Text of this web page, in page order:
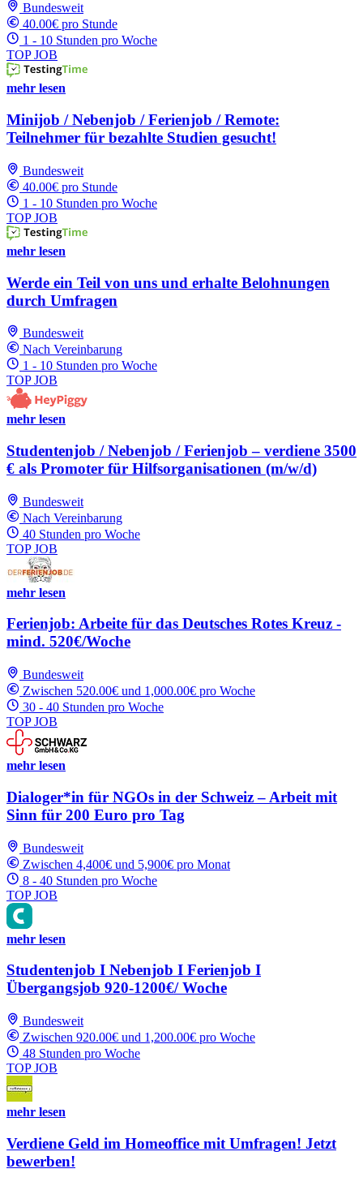
Bundesweit
40.00€ pro Stunde
1 - 10 Stunden pro Woche
TOP JOB
mehr lesen
Minijob / Nebenjob / Ferienjob / Remote:
Teilnehmer für bezahlte Studien gesucht!
Bundesweit
40.00€ pro Stunde
1 - 10 Stunden pro Woche
TOP JOB
mehr lesen
Werde ein Teil von uns und erhalte Belohnungen
durch Umfragen
Bundesweit
Nach Vereinbarung
1 - 10 Stunden pro Woche
TOP JOB
mehr lesen
Studentenjob / Nebenjob / Ferienjob – verdiene 3500
€ als Promoter für Hilfsorganisationen (m/w/d)
Bundesweit
Nach Vereinbarung
40 Stunden pro Woche
TOP JOB
mehr lesen
Ferienjob: Arbeite für das Deutsches Rotes Kreuz -
mind. 520€/Woche
Bundesweit
Zwischen 520.00€ und 1,000.00€ pro Woche
30 - 40 Stunden pro Woche
TOP JOB
mehr lesen
Dialoger*in für NGOs in der Schweiz – Arbeit mit
Sinn für 200 Euro pro Tag
Bundesweit
Zwischen 4,400€ und 5,900€ pro Monat
8 - 40 Stunden pro Woche
TOP JOB
mehr lesen
Studentenjob I Nebenjob I Ferienjob I
Übergangsjob 920-1200€/ Woche
Bundesweit
Zwischen 920.00€ und 1,200.00€ pro Woche
48 Stunden pro Woche
TOP JOB
mehr lesen
Verdiene Geld im Homeoffice mit Umfragen! Jetzt
bewerben!